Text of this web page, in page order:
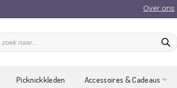
Over ons
Picknickkleden Accessoires & Cadeaus